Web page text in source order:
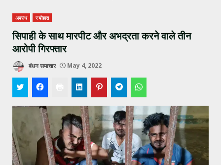
अपराध स्योहारा
सिपाही के साथ मारपीट और अभद्रता करने वाले तीन
आरोपी गिरफ्तार
बंधन समाचार May 4, 2022